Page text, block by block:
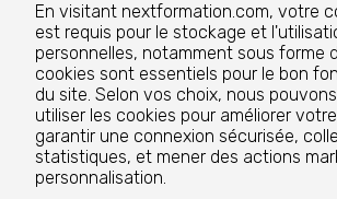
Nos formations
Nos centres de formation
Le groupe
En visitant nextformation.com, votre
est requis pour le stockage et
personnelles, notamment sous forme
cookies sont essentiels pour le bon
du site. Selon vos choix, nous
utiliser les cookies pour améliorer
garantir une connexion sécurisée,
statistiques, et mener des actions
personnalisation.